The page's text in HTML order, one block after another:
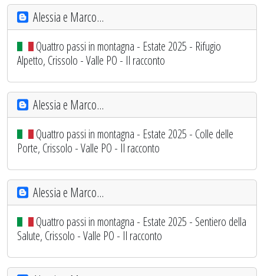
Alessia e Marco...
Quattro passi in montagna - Estate 2025 - Rifugio
Alpetto, Crissolo - Valle PO - Il racconto
Alessia e Marco...
Quattro passi in montagna - Estate 2025 - Colle delle
Porte, Crissolo - Valle PO - Il racconto
Alessia e Marco...
Quattro passi in montagna - Estate 2025 - Sentiero della
Salute, Crissolo - Valle PO - Il racconto